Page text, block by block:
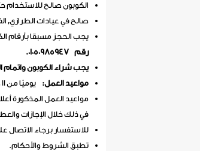
الكوبون صالح للاستخدام حتى 31 أغسطس
صالح في عيادات الطرازي,
يجب الحجز مسبقا بأرقام
رقم 01050985947.
يجب شراء الكوبون واتمام
مواعيد العمل:
يوميًا من 11 صباحًا: 10 مساءً.
مواعيد العمل المذكورة
في ذلك خلال الإجازات
للاستفسار برجاء الاتصال على
تطبق الشروط والأحكام.